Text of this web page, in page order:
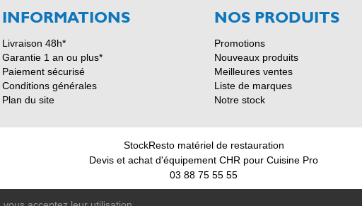
INFORMATIONS
Livraison 48h*
Garantie 1 an ou plus*
Paiement sécurisé
Conditions générales
Plan du site
NOS PRODUITS
Promotions
Nouveaux produits
Meilleures ventes
Liste de marques
Notre stock
StockResto matériel de restauration
Devis et achat d'équipement CHR pour Cuisine Pro
03 88 75 55 55
© 2011-2026 - StockResto +33 388 755 555